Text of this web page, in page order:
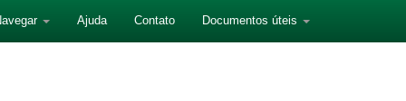
Ajuda Contato Documentos úteis